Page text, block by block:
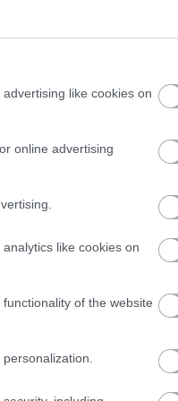
like cookies on
online advertising
like cookies on
of the website
kulcsa?